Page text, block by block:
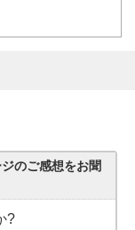
のご感想をお聞
?